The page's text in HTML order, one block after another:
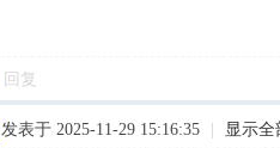
回复
发表于 2025-11-29 15:16:35 显示全